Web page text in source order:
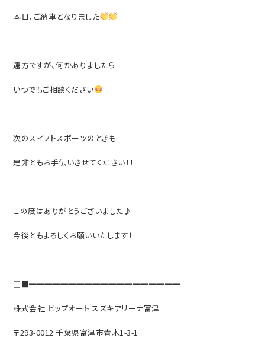
本日、ご納車となりました
遠方ですが、何かありましたら
いつでもご相談ください
次のスイフトスポーツのときも
是非ともお手伝いさせてください！！
この度はありがとうございました♪
今後ともよろしくお願いいたします！
□■━━━━━━━━━━━━━━━━━━━
株式会社 ビップオート スズキアリーナ富津
〒293-0012 千葉県富津市青木1-3-1